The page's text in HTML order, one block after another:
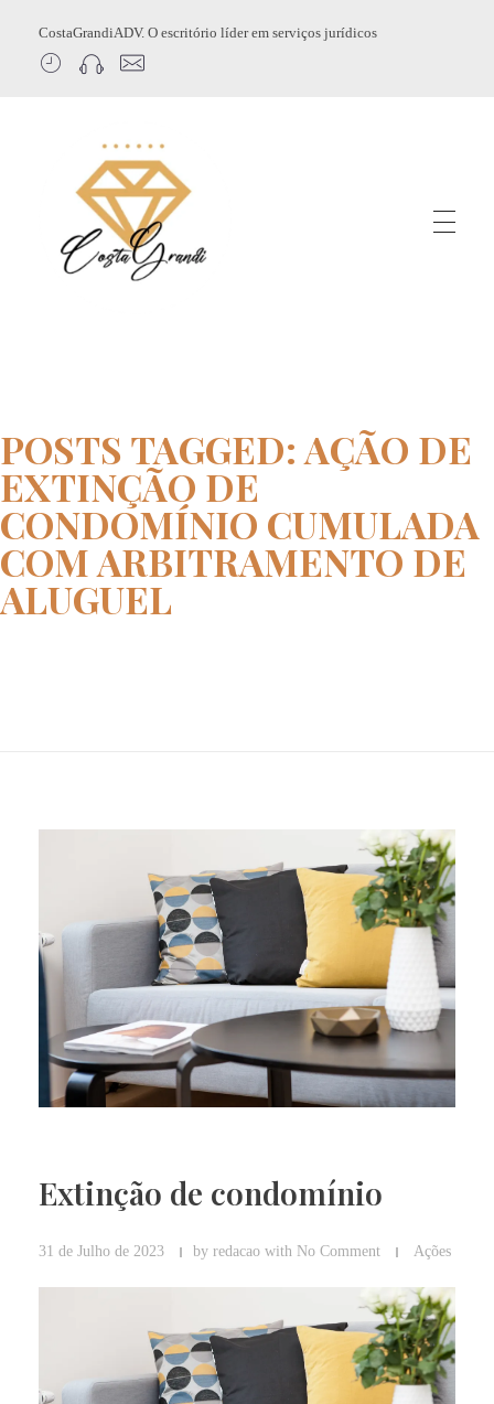
CostaGrandiADV. O escritório líder em serviços jurídicos
POSTS TAGGED: AÇÃO DE
EXTINÇÃO DE
CONDOMÍNIO CUMULADA
COM ARBITRAMENTO DE
ALUGUEL
Extinção de condomínio
31 de Julho de 2023 by redacao with No Comment Ações